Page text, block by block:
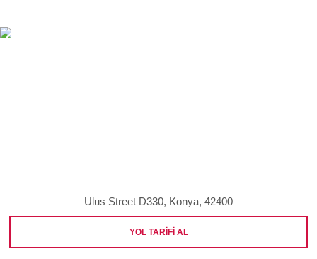
Ulus Street D330, Konya, 42400
YOL TARIFI AL